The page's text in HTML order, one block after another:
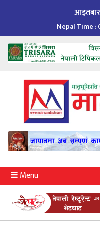
Nepal Time :
Menu